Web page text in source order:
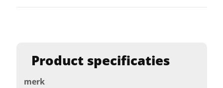
Product specificaties
merk